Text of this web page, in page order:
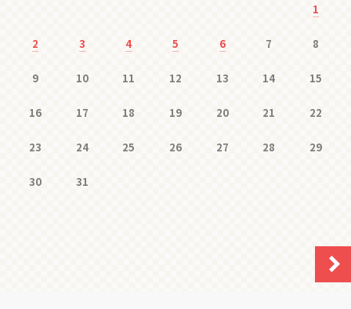
1
2 3 4 5 6 7 8
9 10 11 12 13 14 15
16 17 18 19 20 21 22
23 24 25 26 27 28 29
30 31